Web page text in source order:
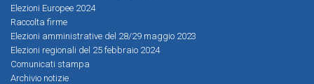
Elezioni Europee 2024
Raccolta firme
Elezioni amministrative del 28/29 maggio 2023
Elezioni regionali del 25 febbraio 2024
Comunicati stampa
Archivio notizie